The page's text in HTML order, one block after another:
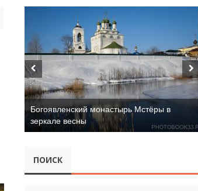
Богоявленский монастырь Мстёры в
зеркале весны
ПОИСК